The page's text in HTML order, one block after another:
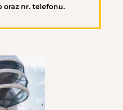
oraz nr. telefonu.